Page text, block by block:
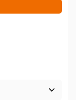
